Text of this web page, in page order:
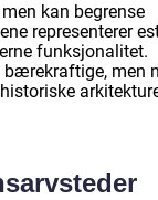
kan begrense
representerer
funksjonalitet.
bærekraftige, men